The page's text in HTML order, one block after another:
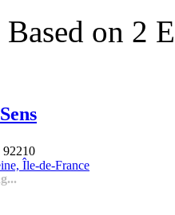
Based on 2
92210
Île-de-France